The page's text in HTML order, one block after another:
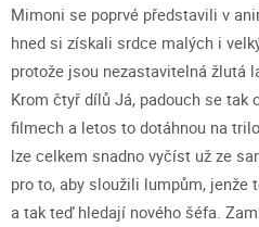
Mimoni se poprvé představili v
hned si získali srdce malých i
protože jsou nezastavitelná žlutá
Krom čtyř dílů Já, padouch se tak
filmech a letos to dotáhnou na
lze celkem snadno vyčíst už ze
pro to, aby sloužili lumpům, jenže
a tak teď hledají nového šéfa.